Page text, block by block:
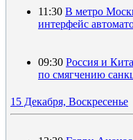
11:30 В метро
интерфейс
09:30 Россия и
по смягчению
15 Декабря, Воскресенье